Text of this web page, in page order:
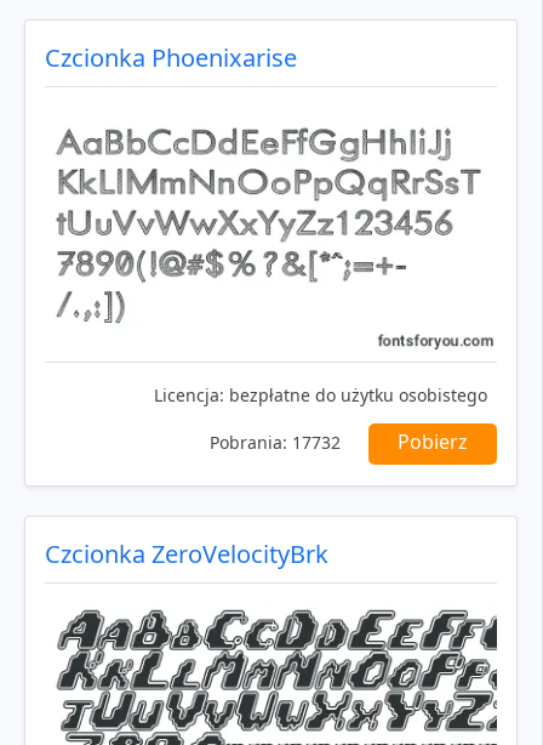
Czcionka Phoenixarise
Licencja: bezpłatne do użytku osobistego
Pobrania: 17732 Pobierz
Czcionka ZeroVelocityBrk